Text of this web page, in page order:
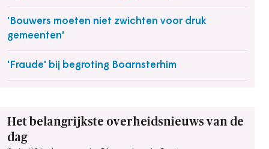
'Bouwers moeten niet zwichten voor druk
gemeenten'
'Fraude' bij begroting Boarnsterhim
Het belangrijkste overheidsnieuws van de
dag